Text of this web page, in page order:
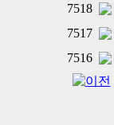
7518
7517
7516